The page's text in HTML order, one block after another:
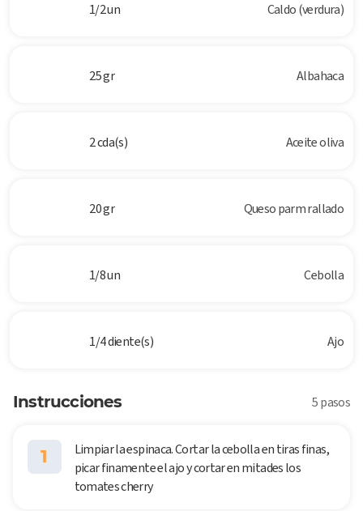
1/2 un Caldo (verdura)
25 gr Albahaca
2 cda(s) Aceite oliva
20 gr Queso parm rallado
1/8 un Cebolla
1/4 diente(s) Ajo
Instrucciones 5 pasos
1
Limpiar la espinaca. Cortar la cebolla en tiras finas,
picar finamente el ajo y cortar en mitades los
tomates cherry